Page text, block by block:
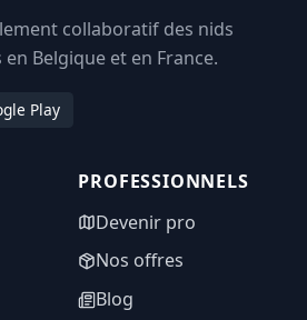
collaboratif des nids
Belgique et en France.
Play
PROFESSIONNELS
Devenir pro
Nos offres
Blog